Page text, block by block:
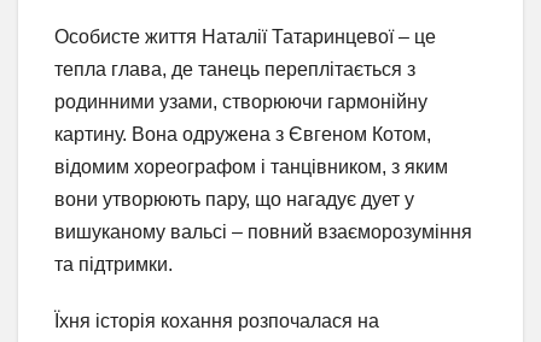
Особисте життя Наталії Татаринцевої – це
тепла глава, де танець переплітається з
родинними узами, створюючи гармонійну
картину. Вона одружена з Євгеном Котом,
відомим хореографом і танцівником, з яким
вони утворюють пару, що нагадує дует у
вишуканому вальсі – повний взаєморозуміння
та підтримки.
Їхня історія кохання розпочалася на